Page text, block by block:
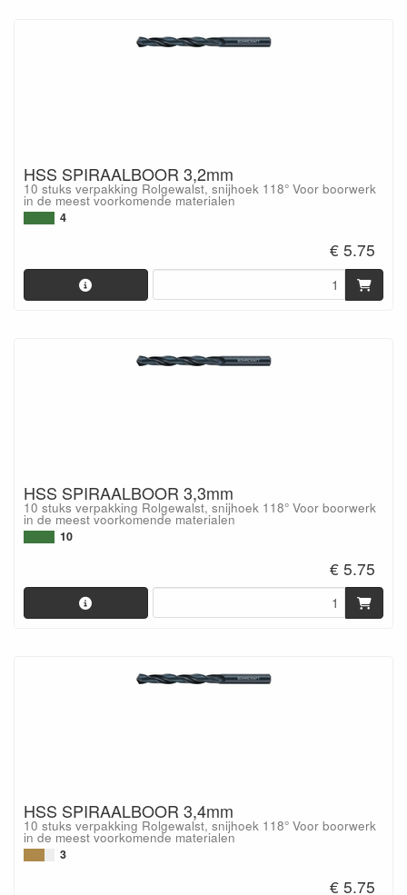
HSS SPIRAALBOOR 3,2mm
10 stuks verpakking Rolgewalst, snijhoek 118° Voor boorwerk
in de meest voorkomende materialen
4
€ 5.75
HSS SPIRAALBOOR 3,3mm
10 stuks verpakking Rolgewalst, snijhoek 118° Voor boorwerk
in de meest voorkomende materialen
10
€ 5.75
HSS SPIRAALBOOR 3,4mm
10 stuks verpakking Rolgewalst, snijhoek 118° Voor boorwerk
in de meest voorkomende materialen
3
€ 5.75